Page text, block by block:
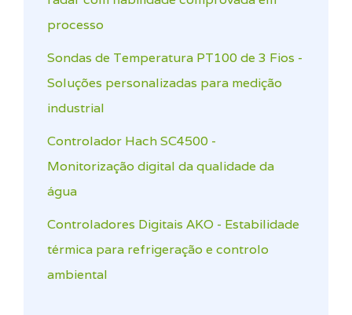
processo
Sondas de Temperatura PT100 de 3 Fios -
Soluções personalizadas para medição
industrial
Controlador Hach SC4500 -
Monitorização digital da qualidade da
água
Controladores Digitais AKO - Estabilidade
térmica para refrigeração e controlo
ambiental